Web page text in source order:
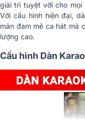
giải trí tuyệt vời cho mọi
Với cấu hình hiện đại,
mãn đam mê ca hát mà
lượng cao.
Cấu hình Dàn